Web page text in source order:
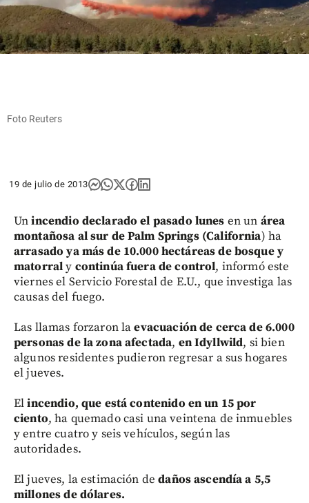
Foto Reuters
19 de julio de 2013
Unincendio declarado el pasado lunes en un área
montañosa al sur de Palm Springs (California) ha
arrasado ya más de 10.000 hectáreas de bosque y
matorraly continúa fuera de control, informó este
viernes el Servicio Forestal de E.U., que investiga las
causas del fuego.
Las llamas forzaron laevacuación de cerca de 6.000
personas de la zona afectada, en Idyllwild, si bien
algunos residentes pudieron regresar a sus hogares
el jueves.
Elincendio, que está contenido en un 15 por
ciento, ha quemado casi una veintena de inmuebles
y entre cuatro y seis vehículos, según las
autoridades.
El jueves, la estimación dedaños ascendía a 5,5
millones de dólares.